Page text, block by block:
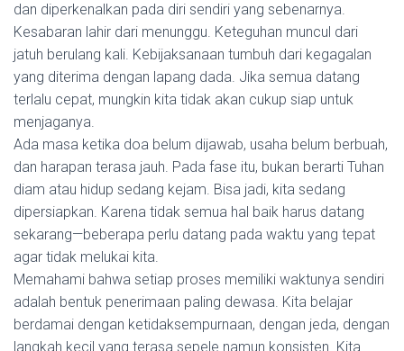
dan diperkenalkan pada diri sendiri yang sebenarnya.
Kesabaran lahir dari menunggu. Keteguhan muncul dari
jatuh berulang kali. Kebijaksanaan tumbuh dari kegagalan
yang diterima dengan lapang dada. Jika semua datang
terlalu cepat, mungkin kita tidak akan cukup siap untuk
menjaganya.
Ada masa ketika doa belum dijawab, usaha belum berbuah,
dan harapan terasa jauh. Pada fase itu, bukan berarti Tuhan
diam atau hidup sedang kejam. Bisa jadi, kita sedang
dipersiapkan. Karena tidak semua hal baik harus datang
sekarang—beberapa perlu datang pada waktu yang tepat
agar tidak melukai kita.
Memahami bahwa setiap proses memiliki waktunya sendiri
adalah bentuk penerimaan paling dewasa. Kita belajar
berdamai dengan ketidaksempurnaan, dengan jeda, dengan
langkah kecil yang terasa sepele namun konsisten. Kita